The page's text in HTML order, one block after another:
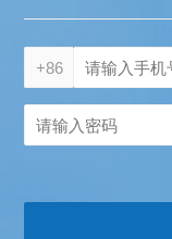
+86